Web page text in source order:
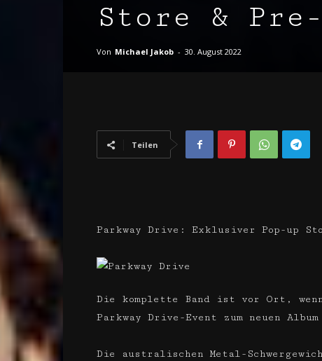
Store &
Von Michael Jakob - 30. August 2022
Teilen
Parkway Drive: Exklusiver Pop-up
Die komplette Band ist vor Ort,
Parkway Drive-Event zum neuen
Die australischen Metal-